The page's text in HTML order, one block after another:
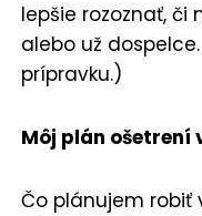
lepšie rozoznať,
alebo už
prípravku.)
Môj plán ošetrení
Čo plánujem robiť